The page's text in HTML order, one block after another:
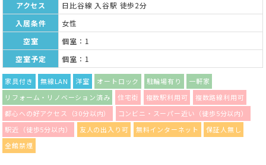
アクセス
日比谷線 入谷駅 徒歩2分
入居条件
女性
空室
個室：1
空室予定
個室：1
家具付き 無線LAN 洋室 オートロック 駐輪場有り
一軒家
リフォーム・リノベーション済み
住宅街 複数駅利用可
複数路線利用可
都心への好アクセス（30分以内）
コンビニ・スーパー近い（徒歩5分以内）
駅近（徒歩5分以内）
友人の出入り可 無料インターネット
保証人無し
全館禁煙